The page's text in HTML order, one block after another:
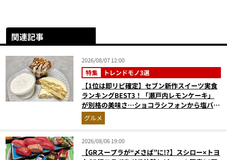
関連記事
2026/08/07 12:00
特集 トレンドモノ3選
【1位は即リピ確定】セブン新作スイーツ実食
ランキングBEST3！「瀬戸内レモンケーキ」
が別格の美味さ…ショコラシフォンから塩バニ
ラプリンまで本気レビュー
グルメ
2026/08/06 19:00
【GRスープラが“〆さば”に!?】スシロー×トヨ